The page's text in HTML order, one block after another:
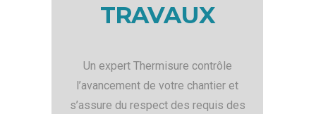
TRAVAUX
Un expert Thermisure contrôle
l’avancement de votre chantier et
s’assure du respect des requis des